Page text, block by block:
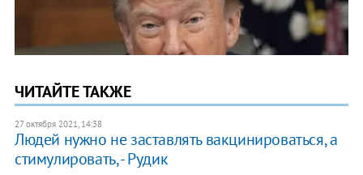
ЧИТАЙТЕ ТАКЖЕ
27 октября 2021, 14:38
Людей нужно не заставлять вакцинироваться, а
стимулировать, - Рудик